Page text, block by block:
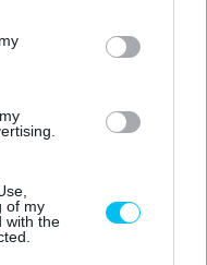
in below Google
of my
with the